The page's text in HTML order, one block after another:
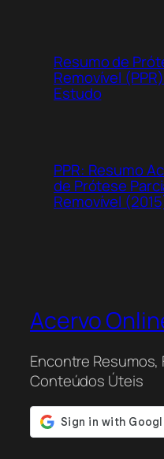
Resumo de
Removível
Estudo
PPR: Resumo
de Prótese
Removível
Acervo
Encontre Resumos,
Conteúdos Úteis